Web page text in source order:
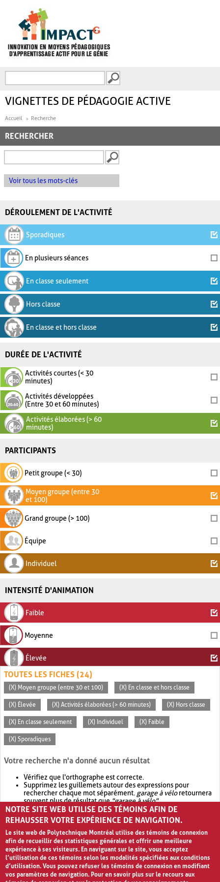
FORMULAIRE DE
VIGNETTES DE PÉDAGOGIE ACTIVE
Accueil Recherche
RECHERCHER
Voir tous les mots-clés
DÉROULEMENT DE L'ACTIVITÉ
Sporadiques
En plusieurs séances
En classe seulement
Hors classe
En classe et hors classe
DURÉE DE L'ACTIVITÉ
Activités courtes (< 30
minutes)
Activités développées
(Entre 30 et 60 minutes)
Activités élaborées (> 60
minutes)
PARTICIPANTS
Petit groupe (< 30)
Moyen groupe (entre 30
et 100)
Grand groupe (> 100)
Équipe
Individuel
INTENSITÉ D'ANIMATION
Faible
Moyenne
Élevée
TOUTES LES FICHES (24)
(X) Moyen groupe (entre 30 et 100) (X) En classe et hors classe
(X) Élevée (X) Activités élaborées (> 60 minutes) (X) Hors classe
(X) En classe seulement (X) Individuel (X) Faible
(X) Sporadiques
Votre recherche n'a donné aucun résultat
Vérifiez que l'orthographe est correcte.
Supprimez les guillemets autour des expressions pour
rechercher chaque mot séparément. garage à véloretournera
souvent plus de résultat que"garage à vélo".
Envisagez d'élargir votre recherche avec OR.garage OR vélo
retournera souvent plus de résultat quegarage à vélo
NOTRE SITE WEB UTILISE DES TÉMOINS AFIN DE
REHAUSSER VOTRE EXPÉRIENCE DE NAVIGATION.
Le site web de Polytechnique Montréal utilise des témoins de connexion
afin de recueillir des statistiques générales et offrir une meilleure
expérience à ses visiteurs. En naviguant sur le site, vous acceptez
l’utilisation de ces témoins selon les modalités spécifiées aux conditions
d’utilisation. Vous pouvez refuser les témoins de connexion en modifiant
vos paramètres de navigation. Pour en savoir plus sur le recours aux